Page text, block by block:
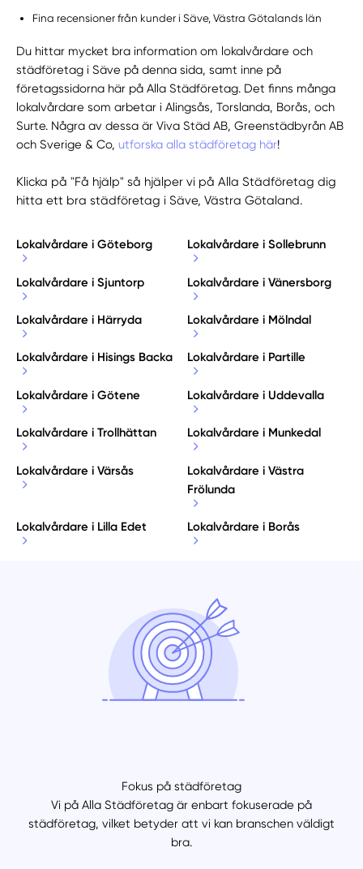
Fina recensioner från kunder i Säve, Västra Götalands län
Du hittar mycket bra information om lokalvårdare och
städföretag i Säve på denna sida, samt inne på
företagssidorna här på Alla Städföretag. Det finns många
lokalvårdare som arbetar i Alingsås, Torslanda, Borås, och
Surte. Några av dessa är Viva Städ AB, Greenstädbyrån AB
och Sverige & Co, utforska alla städföretag här!
Klicka på "Få hjälp" så hjälper vi på Alla Städföretag dig
hitta ett bra städföretag i Säve, Västra Götaland.
Lokalvårdare i Göteborg Lokalvårdare i Sollebrunn
Lokalvårdare i Sjuntorp Lokalvårdare i Vänersborg
Lokalvårdare i Härryda Lokalvårdare i Mölndal
Lokalvårdare i Hisings Backa Lokalvårdare i Partille
Lokalvårdare i Götene Lokalvårdare i Uddevalla
Lokalvårdare i Trollhättan Lokalvårdare i Munkedal
Lokalvårdare i Värsås
Lokalvårdare i Västra
Frölunda
Lokalvårdare i Lilla Edet Lokalvårdare i Borås
Fokus på städföretag
Vi på Alla Städföretag är enbart fokuserade på
städföretag, vilket betyder att vi kan branschen väldigt
bra.